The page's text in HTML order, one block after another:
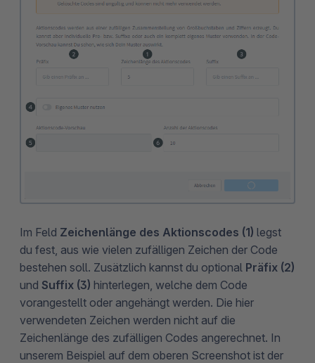
Im Feld Zeichenlänge des Aktionscodes (1) legst
du fest, aus wie vielen zufälligen Zeichen der Code
bestehen soll. Zusätzlich kannst du optional Präfix (2)
und Suffix (3) hinterlegen, welche dem Code
vorangestellt oder angehängt werden. Die hier
verwendeten Zeichen werden nicht auf die
Zeichenlänge des zufälligen Codes angerechnet. In
unserem Beispiel auf dem oberen Screenshot ist der